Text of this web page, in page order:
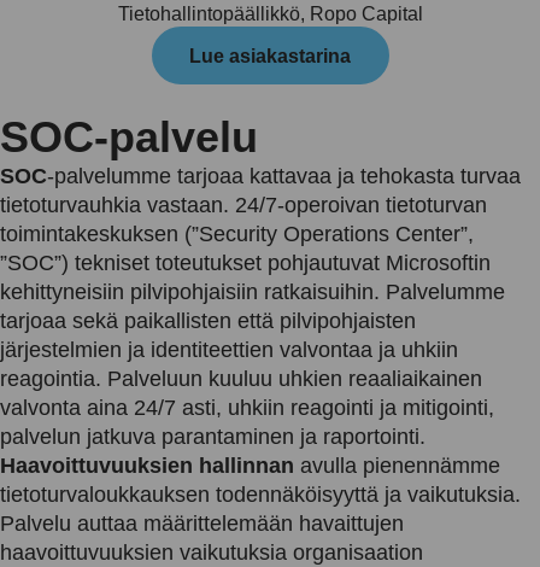
Tietohallintopäällikkö, Ropo Capital
Lue asiakastarina
SOC-palvelu
SOC-palvelumme tarjoaa kattavaa ja tehokasta turvaa
tietoturvauhkia vastaan. 24/7-operoivan tietoturvan
toimintakeskuksen (”Security Operations Center”,
”SOC”) tekniset toteutukset pohjautuvat Microsoftin
kehittyneisiin pilvipohjaisiin ratkaisuihin. Palvelumme
tarjoaa sekä paikallisten että pilvipohjaisten
järjestelmien ja identiteettien valvontaa ja uhkiin
reagointia. Palveluun kuuluu uhkien reaaliaikainen
valvonta aina 24/7 asti, uhkiin reagointi ja mitigointi,
palvelun jatkuva parantaminen ja raportointi.
Haavoittuvuuksien hallinnan avulla pienennämme
tietoturvaloukkauksen todennäköisyyttä ja vaikutuksia.
Palvelu auttaa määrittelemään havaittujen
haavoittuvuuksien vaikutuksia organisaation